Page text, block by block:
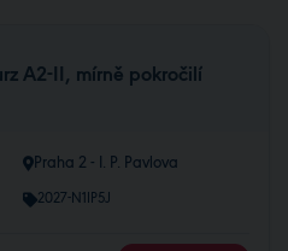
A2-II, mírně pokročilí
Praha 2 - I. P. Pavlova
2027-N1IP5J